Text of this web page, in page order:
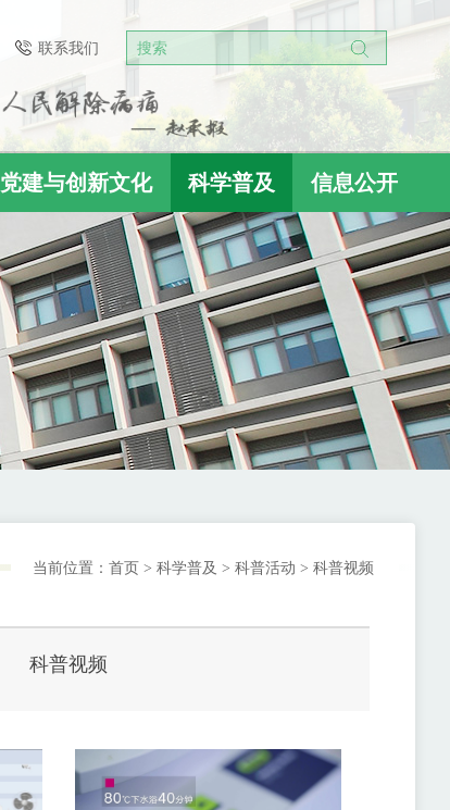
联系我们 搜索
党建与创新文化 科学普及 信息公开
当前位置： 首页 > 科学普及 > 科普活动 > 科普视频
科普视频